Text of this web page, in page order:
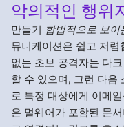
악의적인 행위
만들기 합법적으로 보이
뮤니케이션은 쉽고 저
없는 초보 공격자는 다
할 수 있으며, 그런 다음
로 특정 대상에게 이메
은 멀웨어가 포함된 문